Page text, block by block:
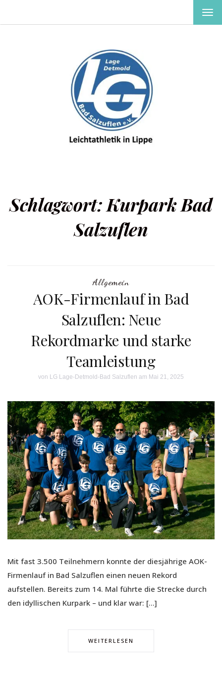
Schlagwort: Kurpark Bad
Salzuflen
Allgemein
AOK-Firmenlauf in Bad
Salzuflen: Neue
Rekordmarke und starke
Teamleistung
von LG Lage-Detmold-Bad Salzuflen am Mai 21, 2025
Mit fast 3.500 Teilnehmern konnte der diesjährige AOK-
Firmenlauf in Bad Salzuflen einen neuen Rekord
aufstellen. Bereits zum 14. Mal führte die Strecke durch
den idyllischen Kurpark – und klar war: […]
WEITERLESEN